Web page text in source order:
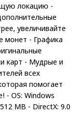
локацию -
увеличивайте
монет - Графика
карт - Мудрые и
всех
помогает
- OS: Windows
MB - DirectX: 9.0